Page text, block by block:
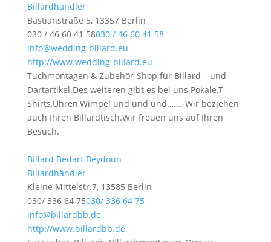
Billardhändler
Bastianstraße 5, 13357 Berlin
030 / 46 60 41 58030 / 46 60 41 58
info@wedding-billard.eu
http://www.wedding-billard.eu
Tuchmontagen & Zubehör-Shop für Billard – und
Dartartikel.Des weiteren gibt es bei uns Pokale,T-
Shirts,Uhren,Wimpel und und und……. Wir beziehen
auch Ihren Billardtisch.Wir freuen uns auf Ihren
Besuch.
Billard Bedarf Beydoun
Billardhändler
Kleine Mittelstr.7, 13585 Berlin
030/ 336 64 75030/ 336 64 75
info@billardbb.de
http://www.billardbb.de